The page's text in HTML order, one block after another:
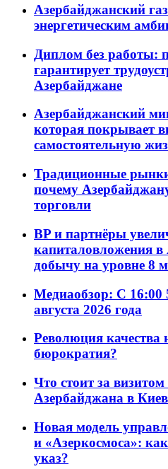
Азербайджанский
энергетическим
Диплом без работы:
гарантирует
Азербайджане
Азербайджанский
которая покрывает
самостоятельную
Традиционные
почему
торговли
BP и партнёры
капиталовложения
добычу на уровне 8
Медиаобзор: С 16:00
августа 2026 года
Революция качества
бюрократия?
Что стоит за
Азербайджана в
Новая модель
и «Азеркосмоса»:
указ?